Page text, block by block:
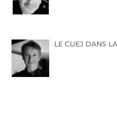
LE CUEJ DANS